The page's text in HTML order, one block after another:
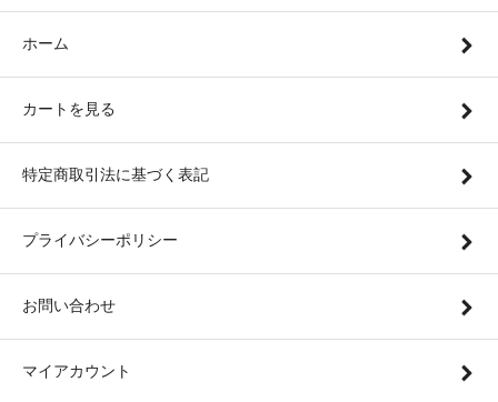
ホーム
カートを見る
特定商取引法に基づく表記
プライバシーポリシー
お問い合わせ
マイアカウント